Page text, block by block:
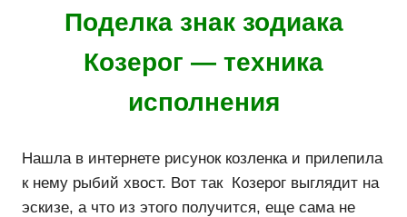
Поделка знак зодиака
Козерог — техника
исполнения
Нашла в интернете рисунок козленка и прилепила
к нему рыбий хвост. Вот так Козерог выглядит на
эскизе, а что из этого получится, еще сама не